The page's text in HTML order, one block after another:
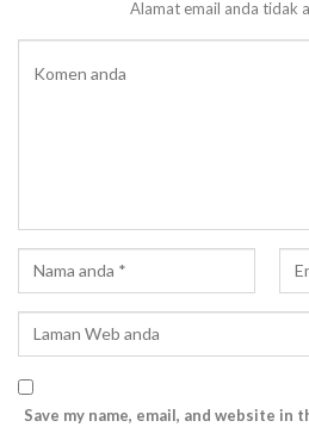
Alamat email anda tidak
Save my name, email, and website